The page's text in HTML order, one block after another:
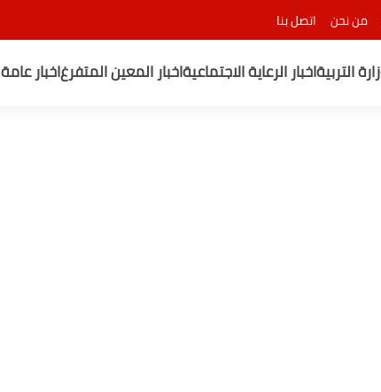
من نحن اتصل بنا
التربيةاخبار الرعاية الاجتماعيةاخبار المعين المتفرغاخبار عامة